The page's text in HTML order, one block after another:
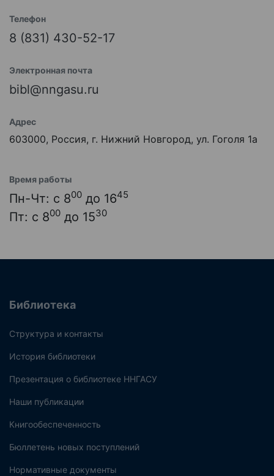
Телефон
8 (831) 430-52-17
Электронная почта
bibl@nngasu.ru
Адрес
603000, Россия, г. Нижний Новгород, ул. Гоголя 1а
Время работы
Пн-Чт: с 800 до 1645
Пт: с 800 до 1530
Библиотека
Структура и контакты
История библиотеки
Презентация о библиотеке ННГАСУ
Наши публикации
Книгообеспеченность
Бюллетень новых поступлений
Нормативные документы